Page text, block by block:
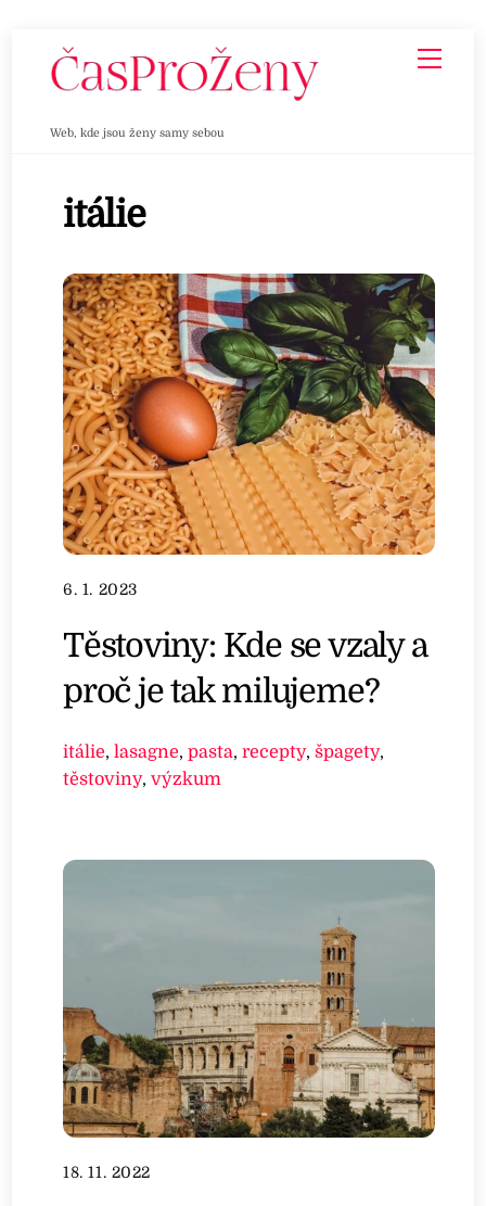
Web, kde jsou ženy samy sebou
itálie
6. 1. 2023
Těstoviny: Kde se vzaly a
proč je tak milujeme?
itálie,lasagne,pasta,recepty,špagety,
těstoviny,výzkum
18. 11. 2022